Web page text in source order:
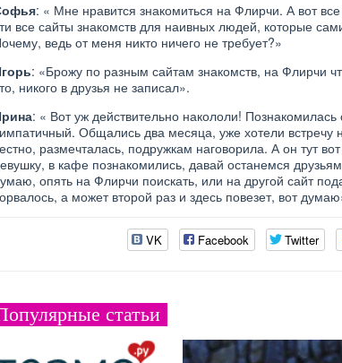
: « Мне нравится знакомиться на Флирчи. А вот
все сайты знакомств для наивных людей, которые
ведь от меня никто ничего не требует?»
: «Брожу по разным сайтам знакомств, на Флирчи
никого в друзья не записал».
: « Вот уж действительно накололи!
Общались два месяца, уже хотели встречу
размечталась, подружкам наговорила. А он тут
в кафе познакомились, давай останемся
опять на Флирчи поискать, или на другой сайт
а может второй раз и здесь повезет, вот
VK Facebook Twitter
статьи